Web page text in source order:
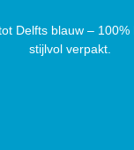
Delfts blauw – 100%
stijlvol verpakt.